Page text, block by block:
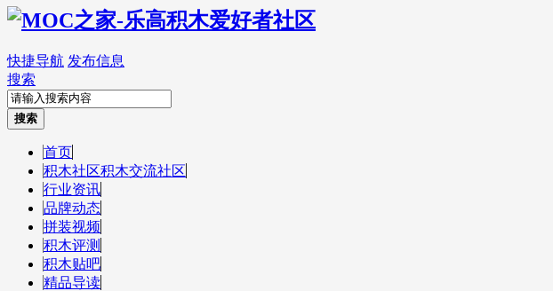
快捷导航 发布信息
搜索
搜索
首页
积木社区积木交流社区
行业资讯
品牌动态
拼装视频
积木评测
积木贴吧
精品导读